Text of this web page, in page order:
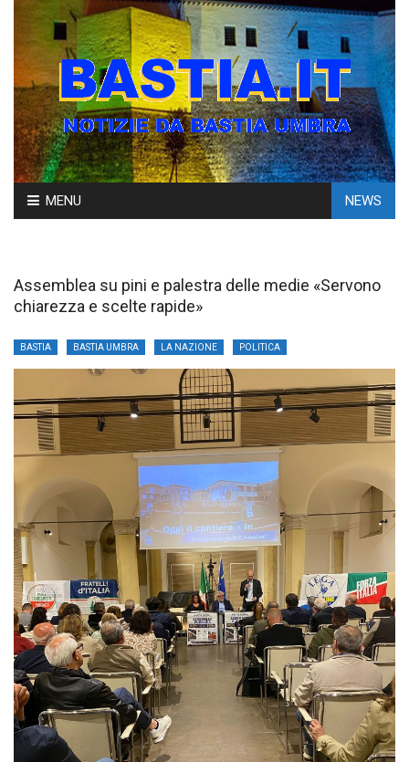
Skip
to
MENU NEWS
Assemblea su pini e palestra delle medie «Servono
chiarezza e scelte rapide»
BASTIA BASTIA UMBRA LA NAZIONE POLITICA